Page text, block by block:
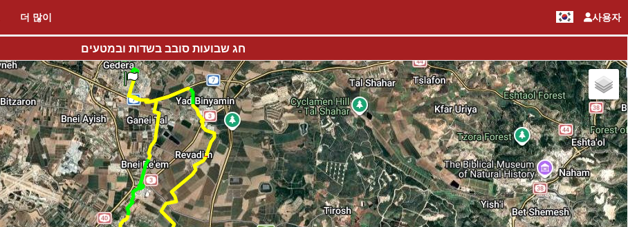
사용자
더 많이
חג שבועות סובב בשדות ובמטעים